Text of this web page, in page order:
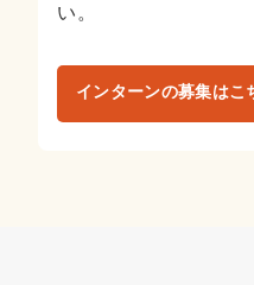
い。
インターンの募集はこ